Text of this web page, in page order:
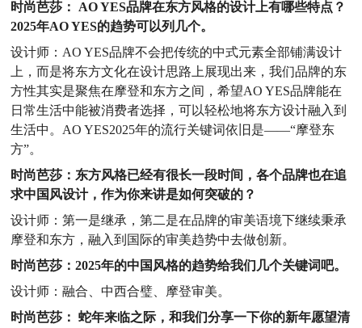
时尚芭莎： AO YES品牌在东方风格的设计上有哪些特点？
2025年AO YES的趋势可以列几个。
设计师：AO YES品牌不会把传统的中式元素全部铺满设计
上，而是将东方文化在设计思路上展现出来，我们品牌的东
方性其实是聚焦在摩登和东方之间，希望AO YES品牌能在
日常生活中能被消费者选择，可以轻松地将东方设计融入到
生活中。AO YES2025年的流行关键词依旧是——“摩登东
方”。
时尚芭莎：东方风格已经有很长一段时间，各个品牌也在追
求中国风设计，作为你来讲是如何突破的？
设计师：第一是继承，第二是在品牌的审美语境下继续秉承
摩登和东方，融入到国际的审美趋势中去做创新。
时尚芭莎：2025年的中国风格的趋势给我们几个关键词吧。
设计师：融合、中西合璧、摩登审美。
时尚芭莎： 蛇年来临之际，和我们分享一下你的新年愿望清